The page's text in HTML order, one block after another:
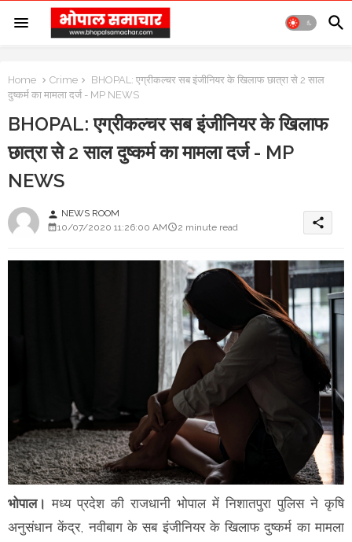
Home Crime
BHOPAL: एग्रीकल्चर सब इंजीनियर के खिलाफ छात्रा से 2 साल
दुष्कर्म का मामला दर्ज - MP NEWS
BHOPAL: एग्रीकल्चर सब इंजीनियर के खिलाफ
छात्रा से 2 साल दुष्कर्म का मामला दर्ज - MP
NEWS
person NEWS ROOM
10/07/2020 11:26:00 AM
2 minute read share
भोपाल। मध्य प्रदेश की राजधानी भोपाल में निशातपुरा पुलिस ने कृषि
अनुसंधान केंद्र, नवीबाग के सब इंजीनियर के खिलाफ दुष्कर्म का मामला